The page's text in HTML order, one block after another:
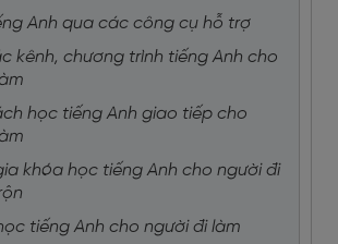
Anh qua các công cụ hỗ trợ
kênh, chương trình tiếng Anh cho
học tiếng Anh giao tiếp cho
khóa học tiếng Anh cho người đi
tiếng Anh cho người đi làm